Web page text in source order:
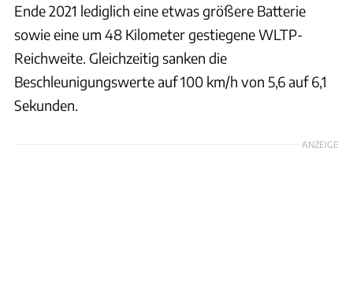
Ende 2021 lediglich eine etwas größere Batterie
sowie eine um 48 Kilometer gestiegene WLTP-
Reichweite. Gleichzeitig sanken die
Beschleunigungswerte auf 100 km/h von 5,6 auf 6,1
Sekunden.
ANZEIGE